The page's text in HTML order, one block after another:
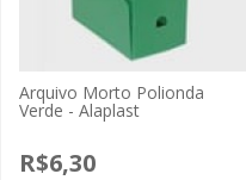
Arquivo Morto Polionda
Verde - Alaplast
R$6,30